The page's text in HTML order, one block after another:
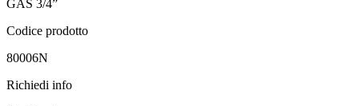
GAS 3/4”
Codice prodotto
80006N
Richiedi info